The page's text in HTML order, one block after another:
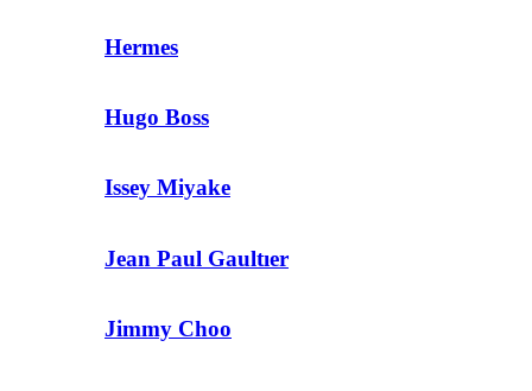
Hermes
Hugo Boss
Issey Miyake
Jean Paul Gaultıer
Jimmy Choo